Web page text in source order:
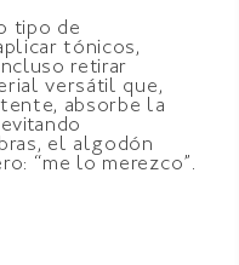
tipo de
tónicos,
retirar
versátil que,
absorbe la
el algodón
“me lo merezco”.